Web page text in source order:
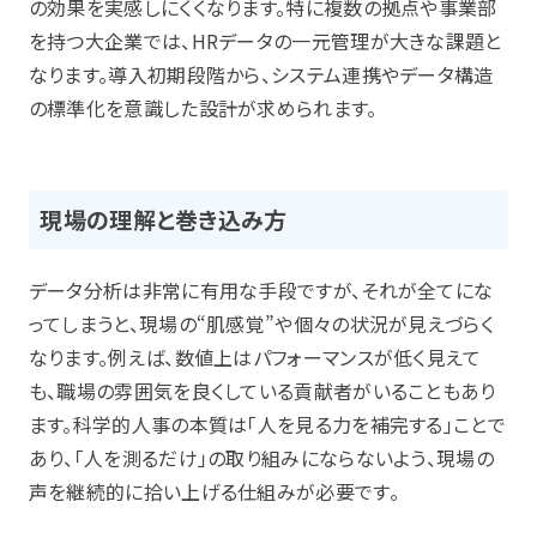
の効果を実感しにくくなります。特に複数の拠点や事業部
を持つ大企業では、HRデータの一元管理が大きな課題と
なります。導入初期段階から、システム連携やデータ構造
の標準化を意識した設計が求められます。
現場の理解と巻き込み方
データ分析は非常に有用な手段ですが、それが全てにな
ってしまうと、現場の“肌感覚”や個々の状況が見えづらく
なります。例えば、数値上はパフォーマンスが低く見えて
も、職場の雰囲気を良くしている貢献者がいることもあり
ます。科学的人事の本質は「人を見る力を補完する」ことで
あり、「人を測るだけ」の取り組みにならないよう、現場の
声を継続的に拾い上げる仕組みが必要です。